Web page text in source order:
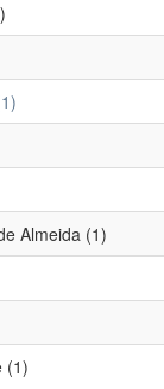
Almeida (1)
(1)